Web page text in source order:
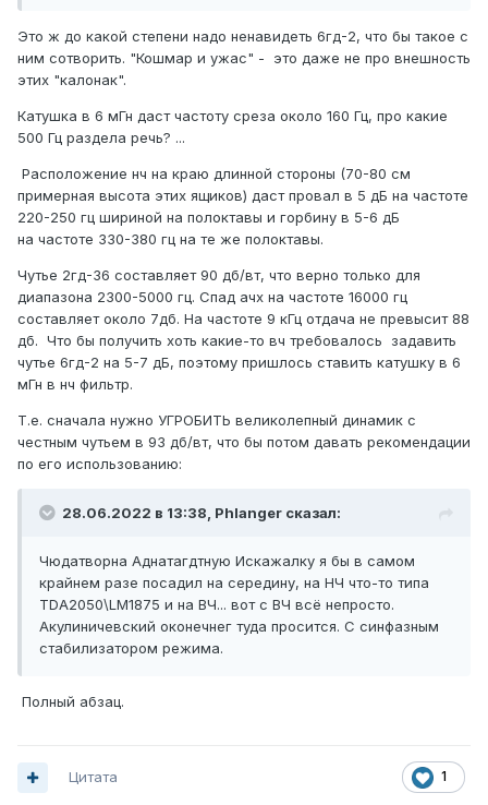
очень впечатлило
Это ж до какой степени надо ненавидеть 6гд-2, что бы такое с
ним сотворить. "Кошмар и ужас" - это даже не про внешность
этих "калонак".
Катушка в 6 мГн даст частоту среза около 160 Гц, про какие
500 Гц раздела речь? ...
Расположение нч на краю длинной стороны (70-80 см
примерная высота этих ящиков) даст провал в 5 дБ на частоте
220-250 гц шириной на полоктавы и горбину в 5-6 дБ
на частоте 330-380 гц на те же полоктавы.
Чутье 2гд-36 составляет 90 дб/вт, что верно только для
диапазона 2300-5000 гц. Спад ачх на частоте 16000 гц
составляет около 7дб. На частоте 9 кГц отдача не превысит 88
дб. Что бы получить хоть какие-то вч требовалось задавить
чутье 6гд-2 на 5-7 дБ, поэтому пришлось ставить катушку в 6
мГн в нч фильтр.
Т.е. сначала нужно УГРОБИТЬ великолепный динамик с
честным чутьем в 93 дб/вт, что бы потом давать рекомендации
по его использованию:
28.06.2022 в 13:38, Phlanger сказал:
Чюдатворна Аднатагдтную Искажалку я бы в самом
крайнем разе посадил на середину, на НЧ что-то типа
TDA2050\LM1875 и на ВЧ... вот с ВЧ всё непросто.
Акулиничевский оконечнег туда просится. С синфазным
стабилизатором режима.
Полный абзац.
1
Цитата